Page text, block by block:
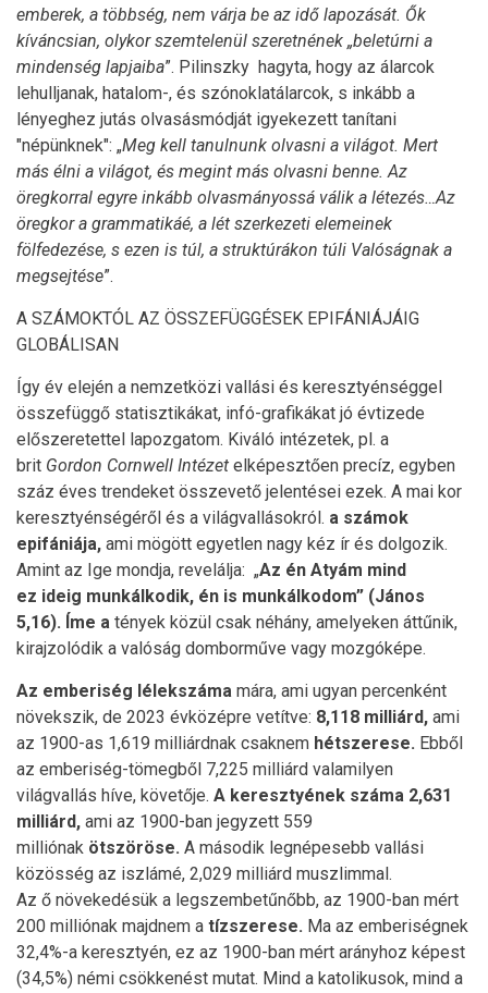
emberek, a többség, nem várja be az idő lapozását. Ők
kíváncsian, olykor szemtelenül szeretnének „beletúrni a
mindenség lapjaiba”. Pilinszky hagyta, hogy az álarcok
lehulljanak, hatalom-, és szónoklatálarcok, s inkább a
lényeghez jutás olvasásmódját igyekezett tanítani
"népünknek": „Meg kell tanulnunk olvasni a világot. Mert
más élni a világot, és megint más olvasni benne. Az
öregkorral egyre inkább olvasmányossá válik a létezés…Az
öregkor a grammatikáé, a lét szerkezeti elemeinek
fölfedezése, s ezen is túl, a struktúrákon túli Valóságnak a
megsejtése”.
A SZÁMOKTÓL AZ ÖSSZEFÜGGÉSEK EPIFÁNIÁJÁIG
GLOBÁLISAN
Így év elején a nemzetközi vallási és keresztyénséggel
összefüggő statisztikákat, infó-grafikákat jó évtizede
előszeretettel lapozgatom. Kiváló intézetek, pl. a
brit Gordon Cornwell Intézet elképesztően precíz, egyben
száz éves trendeket összevető jelentései ezek. A mai kor
keresztyénségéről és a világvallásokról. a számok
epifániája, ami mögött egyetlen nagy kéz ír és dolgozik.
Amint az Ige mondja, revelálja: „Az én Atyám mind
ez ideig munkálkodik, én is munkálkodom” (János
5,16). Íme a tények közül csak néhány, amelyeken áttűnik,
kirajzolódik a valóság domborműve vagy mozgóképe.
Az emberiség lélekszáma mára, ami ugyan percenként
növekszik, de 2023 évközépre vetítve: 8,118 milliárd, ami
az 1900-as 1,619 milliárdnak csaknem hétszerese. Ebből
az emberiség-tömegből 7,225 milliárd valamilyen
világvallás híve, követője. A keresztyének száma 2,631
milliárd, ami az 1900-ban jegyzett 559
milliónak ötszöröse. A második legnépesebb vallási
közösség az iszlámé, 2,029 milliárd muszlimmal.
Az ő növekedésük a legszembetűnőbb, az 1900-ban mért
200 milliónak majdnem a tízszerese. Ma az emberiségnek
32,4%-a keresztyén, ez az 1900-ban mért arányhoz képest
(34,5%) némi csökkenést mutat. Mind a katolikusok, mind a